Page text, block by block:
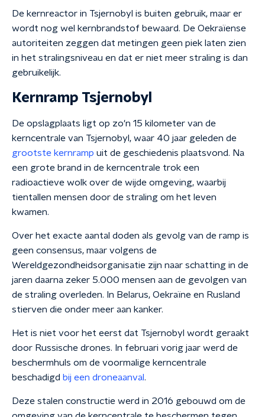
De kernreactor in Tsjernobyl is buiten gebruik, maar er
wordt nog wel kernbrandstof bewaard. De Oekraïense
autoriteiten zeggen dat metingen geen piek laten zien
in het stralingsniveau en dat er niet meer straling is dan
gebruikelijk.
Kernramp Tsjernobyl
De opslagplaats ligt op zo'n 15 kilometer van de
kerncentrale van Tsjernobyl, waar 40 jaar geleden de
grootste kernramp uit de geschiedenis plaatsvond. Na
een grote brand in de kerncentrale trok een
radioactieve wolk over de wijde omgeving, waarbij
tientallen mensen door de straling om het leven
kwamen.
Over het exacte aantal doden als gevolg van de ramp is
geen consensus, maar volgens de
Wereldgezondheidsorganisatie zijn naar schatting in de
jaren daarna zeker 5.000 mensen aan de gevolgen van
de straling overleden. In Belarus, Oekraïne en Rusland
stierven die onder meer aan kanker.
Het is niet voor het eerst dat Tsjernobyl wordt geraakt
door Russische drones. In februari vorig jaar werd de
beschermhuls om de voormalige kerncentrale
beschadigd bij een droneaanval.
Deze stalen constructie werd in 2016 gebouwd om de